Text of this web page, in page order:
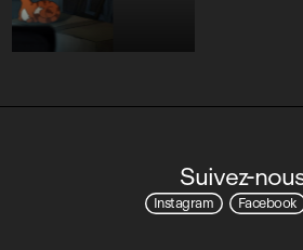
Suivez-
Instagram Facebook